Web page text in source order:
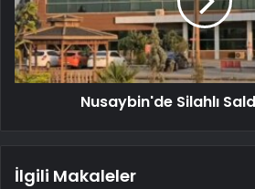
Nusaybin'de Silahlı
İlgili Makaleler